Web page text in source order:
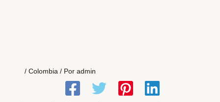
/ Colombia / Por admin